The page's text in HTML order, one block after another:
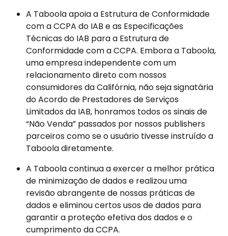
A Taboola apoia a Estrutura de Conformidade
com a CCPA do IAB e as Especificações
Técnicas do IAB para a Estrutura de
Conformidade com a CCPA. Embora a Taboola,
uma empresa independente com um
relacionamento direto com nossos
consumidores da Califórnia, não seja signatária
do Acordo de Prestadores de Serviços
Limitados da IAB, honramos todos os sinais de
“Não Venda” passados por nossos publishers
parceiros como se o usuário tivesse instruído a
Taboola diretamente.
A Taboola continua a exercer a melhor prática
de minimização de dados e realizou uma
revisão abrangente de nossas práticas de
dados e eliminou certos usos de dados para
garantir a proteção efetiva dos dados e o
cumprimento da CCPA.